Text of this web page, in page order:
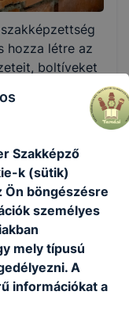
hozza létre az
boltíveket
elvégzi a
lesz a
asztalos és
vágyat érez
ezért akár
Ajánljuk
munkával
szakma
Szakképző
k (sütik)
Ön böngészésre
személyes
mely típusú
A
információkat a